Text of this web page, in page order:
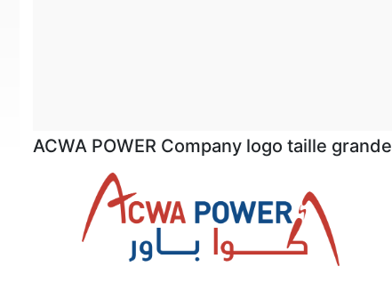
ACWA POWER Company logo taille grande